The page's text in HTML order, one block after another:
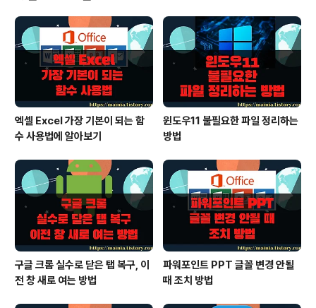
용을 상세하게 살펴보고 싶다면 최근 업데이트 항목을 클릭합니다. 더 알아보기
에 링크를 클릭해서 상..
엑셀 Excel 가장 기본이 되는 함
수 사용법에 알아보기
윈도우11 불필요한 파일 정리하는
방법
구글 크롬 실수로 닫은 탭 복구, 이
전 창 새로 여는 방법
파워포인트 PPT 글꼴 변경 안될
때 조치 방법